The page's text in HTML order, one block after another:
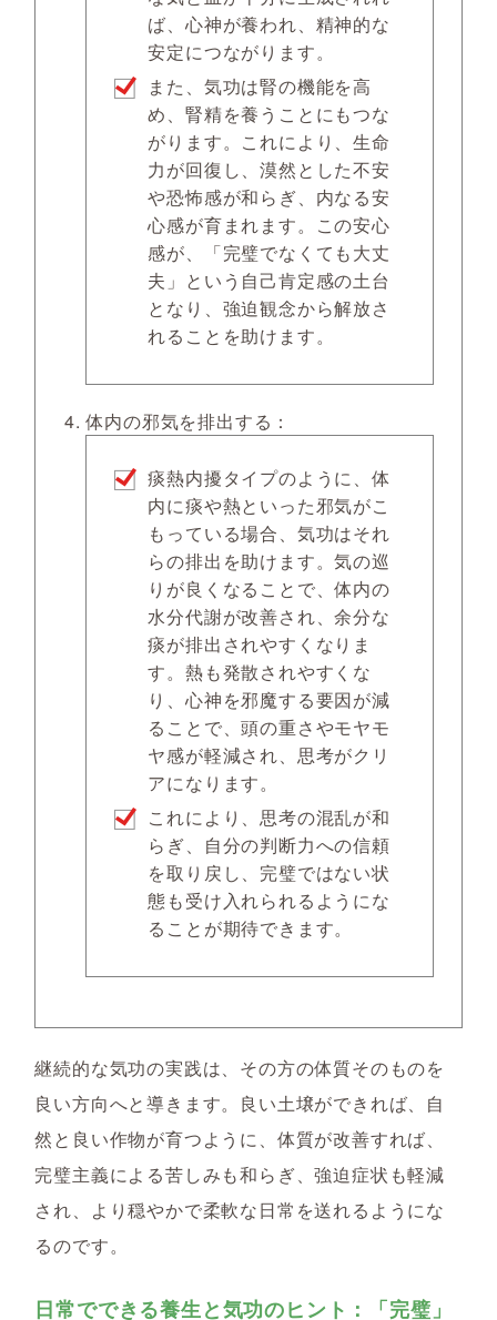
ば、心神が養われ、精神的な
安定につながります。
また、気功は腎の機能を高
め、腎精を養うことにもつな
がります。これにより、生命
力が回復し、漠然とした不安
や恐怖感が和らぎ、内なる安
心感が育まれます。この安心
感が、「完璧でなくても大丈
夫」という自己肯定感の土台
となり、強迫観念から解放さ
れることを助けます。
体内の邪気を排出する：
痰熱内擾タイプのように、体
内に痰や熱といった邪気がこ
もっている場合、気功はそれ
らの排出を助けます。気の巡
りが良くなることで、体内の
水分代謝が改善され、余分な
痰が排出されやすくなりま
す。熱も発散されやすくな
り、心神を邪魔する要因が減
ることで、頭の重さやモヤモ
ヤ感が軽減され、思考がクリ
アになります。
これにより、思考の混乱が和
らぎ、自分の判断力への信頼
を取り戻し、完璧ではない状
態も受け入れられるようにな
ることが期待できます。
継続的な気功の実践は、その方の体質そのものを
良い方向へと導きます。良い土壌ができれば、自
然と良い作物が育つように、体質が改善すれば、
完璧主義による苦しみも和らぎ、強迫症状も軽減
され、より穏やかで柔軟な日常を送れるようにな
るのです。
日常でできる養生と気功のヒント：「完璧」